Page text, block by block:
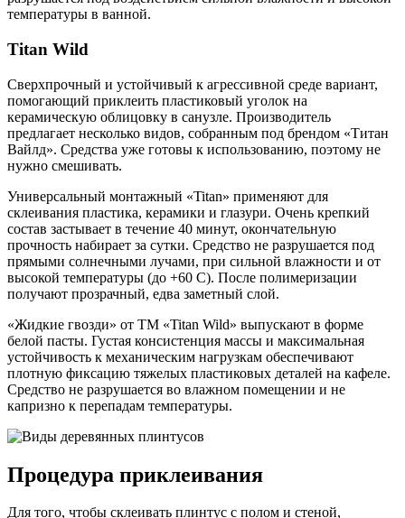
температуры в ванной.
Titan Wild
Сверхпрочный и устойчивый к агрессивной среде вариант,
помогающий приклеить пластиковый уголок на
керамическую облицовку в санузле. Производитель
предлагает несколько видов, собранным под брендом «Титан
Вайлд». Средства уже готовы к использованию, поэтому не
нужно смешивать.
Универсальный монтажный «Titan» применяют для
склеивания пластика, керамики и глазури. Очень крепкий
состав застывает в течение 40 минут, окончательную
прочность набирает за сутки. Средство не разрушается под
прямыми солнечными лучами, при сильной влажности и от
высокой температуры (до +60 С). После полимеризации
получают прозрачный, едва заметный слой.
«Жидкие гвозди» от ТМ «Titan Wild» выпускают в форме
белой пасты. Густая консистенция массы и максимальная
устойчивость к механическим нагрузкам обеспечивают
плотную фиксацию тяжелых пластиковых деталей на кафеле.
Средство не разрушается во влажном помещении и не
капризно к перепадам температуры.
Процедура приклеивания
Для того, чтобы склеивать плинтус с полом и стеной,